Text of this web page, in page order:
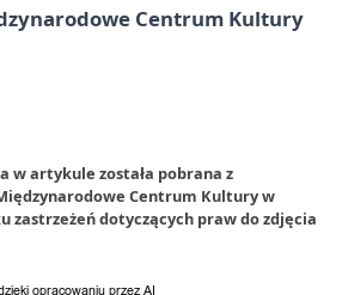
Centrum Kultury
w artykule została pobrana z
Centrum Kultury w
zastrzeżeń dotyczących praw do zdjęcia